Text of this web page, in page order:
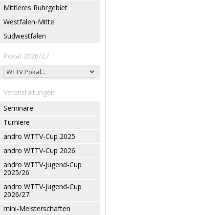
Mittleres Ruhrgebiet
Westfalen-Mitte
Südwestfalen
Pokal 2026/27
Veranstaltungen
Seminare
Turniere
andro WTTV-Cup 2025
andro WTTV-Cup 2026
andro WTTV-Jugend-Cup
2025/26
andro WTTV-Jugend-Cup
2026/27
mini-Meisterschaften